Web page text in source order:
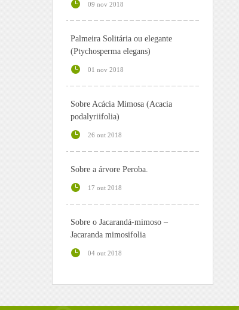
09 nov 2018
Palmeira Solitária ou elegante
(Ptychosperma elegans)
01 nov 2018
Sobre Acácia Mimosa (Acacia
podalyriifolia)
26 out 2018
Sobre a árvore Peroba.
17 out 2018
Sobre o Jacarandá-mimoso –
Jacaranda mimosifolia
04 out 2018